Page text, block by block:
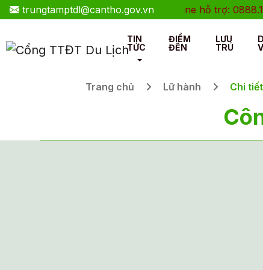
trungtamptdl@cantho.gov.vnHotline hỗ trợ:
TIN
TỨC
ĐIỂM
ĐẾN
LƯU
TRÚ
Trang chủ Lữ hành Chi